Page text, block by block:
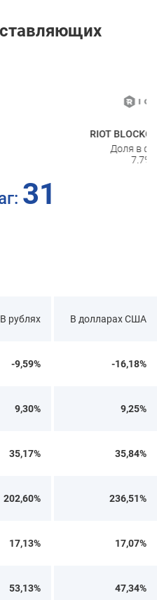
BLOCKCHAIN INC
31
В рублях В долларах США
-9,59% -16,18%
9,30% 9,25%
35,17% 35,84%
202,60% 236,51%
17,13% 17,07%
53,13% 47,34%